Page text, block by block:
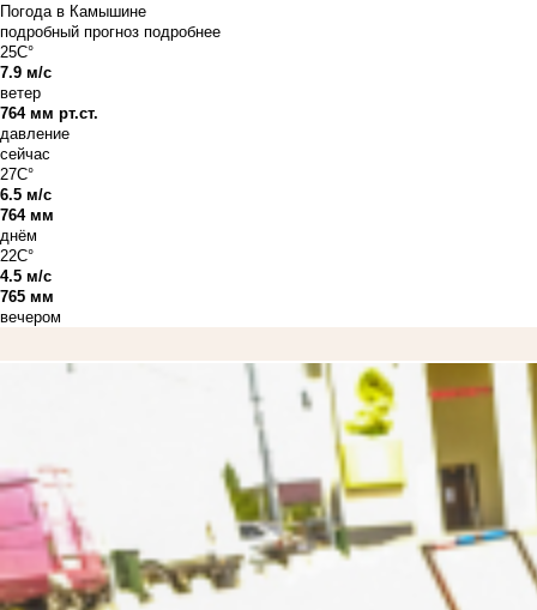
Погода в Камышине
подробный прогноз подробнее
25C°
7.9 м/с
ветер
764 мм рт.ст.
давление
сейчас
27C°
6.5 м/с
764 мм
днём
22C°
4.5 м/с
765 мм
вечером